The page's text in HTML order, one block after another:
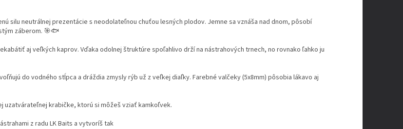
silu neutrálnej prezentácie s neodolateľnou chuťou lesných plodov. Jemne sa vznáša nad dnom, pôsobí
záberom. 🎯🐟
aj veľkých kaprov. Vďaka odolnej štruktúre spoľahlivo drží na nástrahových trnech, no rovnako ľahko ju
do vodného stĺpca a dráždia zmysly rýb už z veľkej diaľky. Farebné valčeky (5x8mm) pôsobia lákavo aj
uzatvárateľnej krabičke, ktorú si môžeš vziať kamkoľvek.
z radu LK Baits a vytvoríš tak